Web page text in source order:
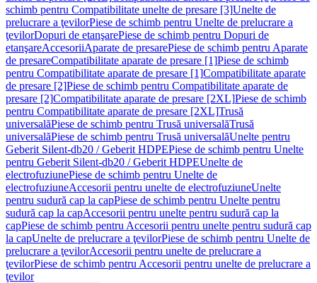
schimb pentru Compatibilitate unelte de presare [3]Unelte de
prelucrare a ţevilorPiese de schimb pentru Unelte de prelucrare a
ţevilorDopuri de etanşarePiese de schimb pentru Dopuri de
etanşareAccesoriiAparate de presarePiese de schimb pentru Aparate
de presareCompatibilitate aparate de presare [1]Piese de schimb
pentru Compatibilitate aparate de presare [1]Compatibilitate aparate
de presare [2]Piese de schimb pentru Compatibilitate aparate de
presare [2]Compatibilitate aparate de presare [2XL]Piese de schimb
pentru Compatibilitate aparate de presare [2XL]Trusă
universalăPiese de schimb pentru Trusă universalăTrusă
universalăPiese de schimb pentru Trusă universalăUnelte pentru
Geberit Silent-db20 / Geberit HDPEPiese de schimb pentru Unelte
pentru Geberit Silent-db20 / Geberit HDPEUnelte de
electrofuziunePiese de schimb pentru Unelte de
electrofuziuneAccesorii pentru unelte de electrofuziuneUnelte
pentru sudură cap la capPiese de schimb pentru Unelte pentru
sudură cap la capAccesorii pentru unelte pentru sudură cap la
capPiese de schimb pentru Accesorii pentru unelte pentru sudură cap
la capUnelte de prelucrare a ţevilorPiese de schimb pentru Unelte de
prelucrare a ţevilorAccesorii pentru unelte de prelucrare a
ţevilorPiese de schimb pentru Accesorii pentru unelte de prelucrare a
ţevilor